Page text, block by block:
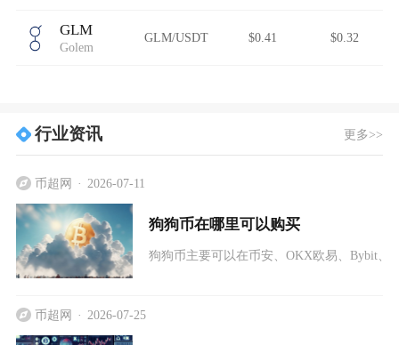
GLM
Golem
GLM/USDT $0.41 $0.32
行业资讯 更多>>
币超网 2026-07-11
狗狗币在哪里可以购买
狗狗币主要可以在币安、OKX欧易、Bybit、
币超网 2026-07-25